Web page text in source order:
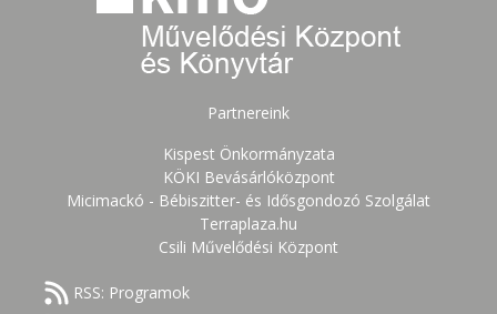
Partnereink
Kispest Önkormányzata
KÖKI Bevásárlóközpont
Micimackó - Bébiszitter- és Idősgondozó Szolgálat
Terraplaza.hu
Csili Művelődési Központ
RSS: Programok